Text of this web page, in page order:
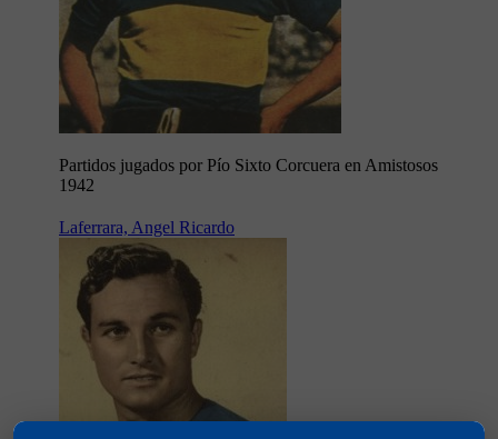
Partidos jugados por Pío Sixto Corcuera en Amistosos
1942
Laferrara, Angel Ricardo